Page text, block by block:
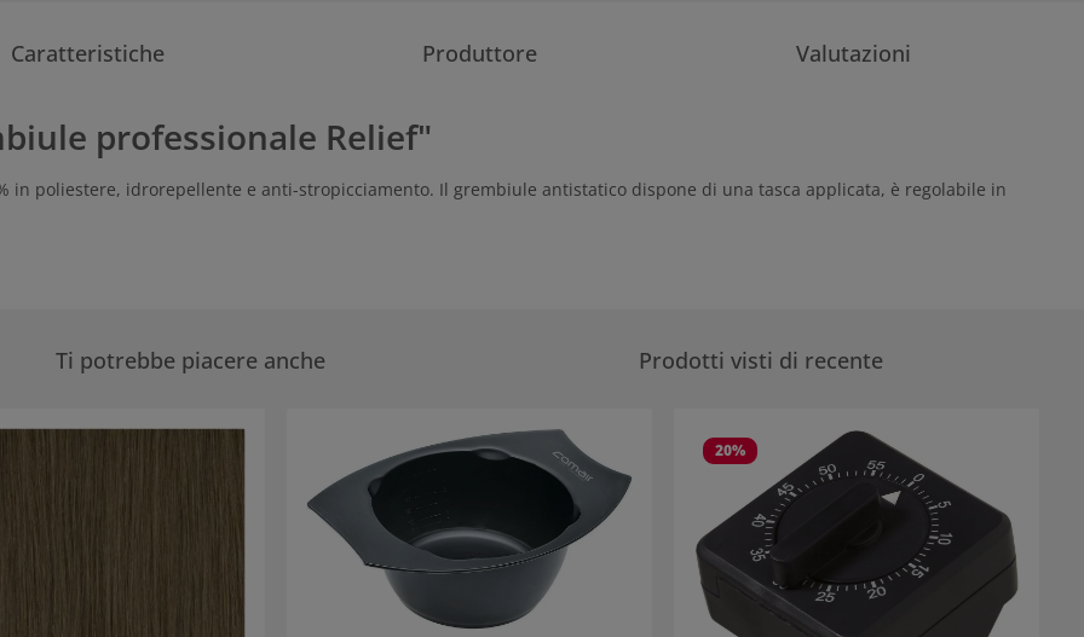
Caratteristiche Produttore Valutazioni
professionale Relief"
in poliestere, idrorepellente e anti-stropicciamento. Il grembiule antistatico dispone di una tasca applicata, è regolabile in
Ti potrebbe piacere anche Prodotti visti di recente
20%